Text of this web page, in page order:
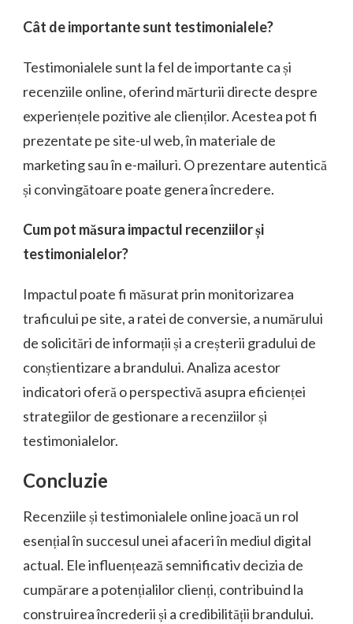
Cât de importante sunt testimonialele?
Testimonialele sunt la fel de importante ca și
recenziile online, oferind mărturii directe despre
experiențele pozitive ale clienților. Acestea pot fi
prezentate pe site-ul web, în materiale de
marketing sau în e-mailuri. O prezentare autentică
și convingătoare poate genera încredere.
Cum pot măsura impactul recenziilor și
testimonialelor?
Impactul poate fi măsurat prin monitorizarea
traficului pe site, a ratei de conversie, a numărului
de solicitări de informații și a creșterii gradului de
conștientizare a brandului. Analiza acestor
indicatori oferă o perspectivă asupra eficienței
strategiilor de gestionare a recenziilor și
testimonialelor.
Concluzie
Recenziile și testimonialele online joacă un rol
esențial în succesul unei afaceri în mediul digital
actual. Ele influențează semnificativ decizia de
cumpărare a potențialilor clienți, contribuind la
construirea încrederii și a credibilității brandului.